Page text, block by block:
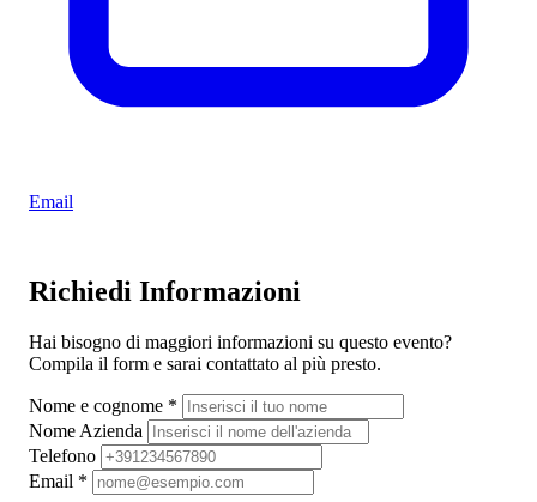
Email
Richiedi Informazioni
Hai bisogno di maggiori informazioni su questo evento?
Compila il form e sarai contattato al più presto.
Nome e cognome *
Nome Azienda
Telefono
Email *